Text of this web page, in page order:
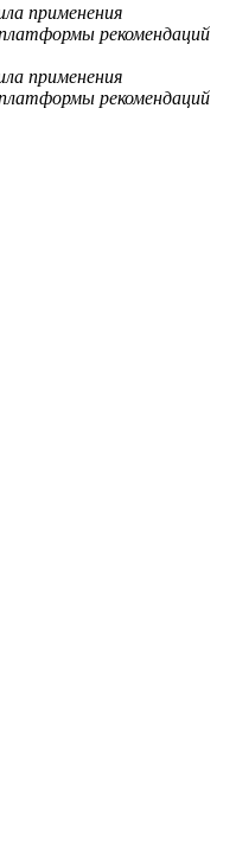
применения
рекомендаций
применения
рекомендаций